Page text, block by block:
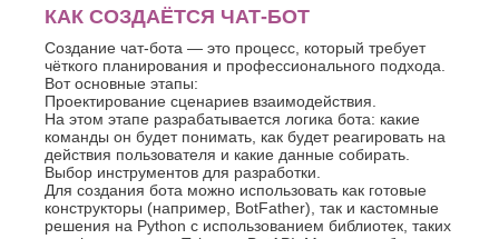
Жуковский
З
Златоуст
И
Иваново
Ижевск
Й
Саранск
Саратов
Севастополь
Сергиев
Посад
Серпухов
Симферополь
Смоленск
Сочи
Ставрополь
КАК СОЗДАЁТСЯ ЧАТ-БОТ
Создание чат-бота — это процесс, который требует
чёткого планирования и профессионального подхода.
Вот основные этапы:
Проектирование сценариев взаимодействия.
На этом этапе разрабатывается логика бота: какие
команды он будет понимать, как будет реагировать на
действия пользователя и какие данные собирать.
Выбор инструментов для разработки.
Для создания бота можно использовать как готовые
конструкторы (например, BotFather), так и кастомные
решения на Python с использованием библиотек, таких